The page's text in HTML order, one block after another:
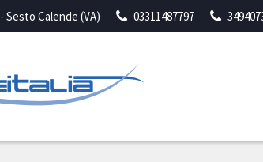
Sesto Calende (VA) 03311487797